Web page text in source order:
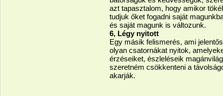
azt tapasztalom, hogy amikor
tudjuk őket fogadni saját
és saját magunk is változunk.
6, Légy nyitott
Egy másik felismerés, ami
olyan csatornákat nyitok,
érzéseiket, észleléseik
szeretném csökkenteni a
akarják.